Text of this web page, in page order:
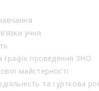
учня
графік проведення ЗНО
майстерності
та гурткова